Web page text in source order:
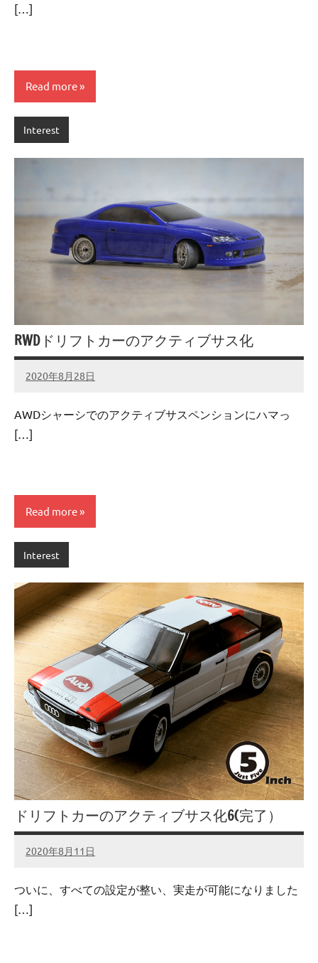
[…]
Read more
Interest
RWDドリフトカーのアクティブサス化
2020年8月28日
admin
No
AWDシャーシでのアクティブサスペンションにハマっ
[…]
Read more
Interest
ドリフトカーのアクティブサス化6(完了）
2020年8月11日
admin
No
ついに、すべての設定が整い、実走が可能になりました
[…]